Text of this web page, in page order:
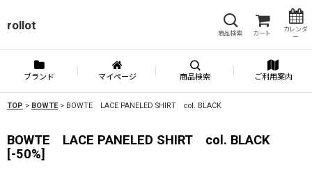
rollot
商品検索 カート
カレンダ
ー
ブランド マイページ 商品検索 ご利用案内
TOP > BOWTE > BOWTE LACE PANELED SHIRT col. BLACK
BOWTE LACE PANELED SHIRT col. BLACK
[-50%]